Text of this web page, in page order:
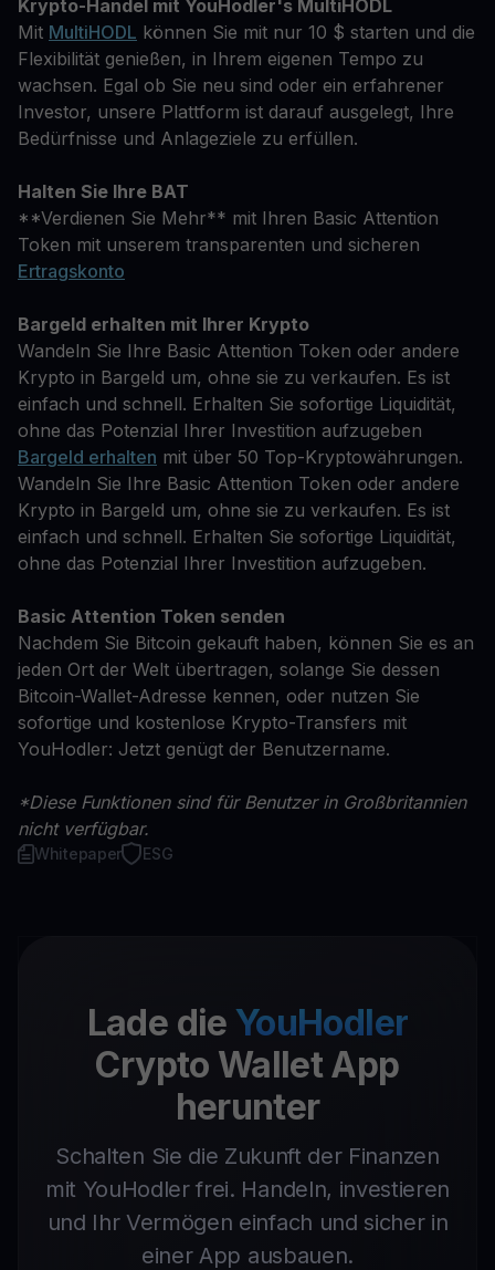
Krypto-Handel mit YouHodler's MultiHODL
Mit MultiHODL können Sie mit nur 10 $ starten und die
Flexibilität genießen, in Ihrem eigenen Tempo zu
wachsen. Egal ob Sie neu sind oder ein erfahrener
Investor, unsere Plattform ist darauf ausgelegt, Ihre
Bedürfnisse und Anlageziele zu erfüllen.
Halten Sie Ihre BAT
**Verdienen Sie Mehr** mit Ihren Basic Attention
Token mit unserem transparenten und sicheren
Ertragskonto
Bargeld erhalten mit Ihrer Krypto
Wandeln Sie Ihre Basic Attention Token oder andere
Krypto in Bargeld um, ohne sie zu verkaufen. Es ist
einfach und schnell. Erhalten Sie sofortige Liquidität,
ohne das Potenzial Ihrer Investition aufzugeben
Bargeld erhalten mit über 50 Top-Kryptowährungen.
Wandeln Sie Ihre Basic Attention Token oder andere
Krypto in Bargeld um, ohne sie zu verkaufen. Es ist
einfach und schnell. Erhalten Sie sofortige Liquidität,
ohne das Potenzial Ihrer Investition aufzugeben.
Basic Attention Token senden
Nachdem Sie Bitcoin gekauft haben, können Sie es an
jeden Ort der Welt übertragen, solange Sie dessen
Bitcoin-Wallet-Adresse kennen, oder nutzen Sie
sofortige und kostenlose Krypto-Transfers mit
YouHodler: Jetzt genügt der Benutzername.
*Diese Funktionen sind für Benutzer in Großbritannien
nicht verfügbar.
Whitepaper ESG
Lade die YouHodler
Crypto Wallet App
herunter
Schalten Sie die Zukunft der Finanzen
mit YouHodler frei. Handeln, investieren
und Ihr Vermögen einfach und sicher in
einer App ausbauen.